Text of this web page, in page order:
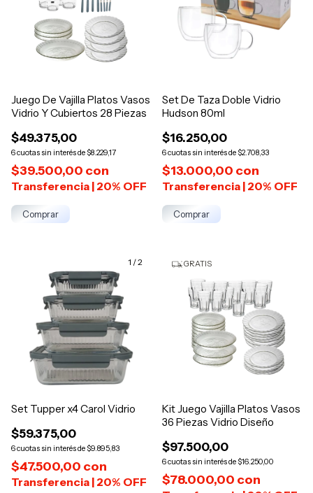
Juego De Vajilla Platos Vasos
Vidrio Y Cubiertos 28 Piezas
$49.375,00
6 $8.229,17
$39.500,00 con
Set De Taza Doble Vidrio
Hudson 80ml
$16.250,00
6 $2.708,33
$13.000,00 con
1 /2
Set Tupper x4 Carol Vidrio
$59.375,00
6 $9.895,83
$47.500,00 con
GRATIS
Kit Juego Vajilla Platos Vasos
36 Piezas Vidrio Diseño
$97.500,00
6 $16.250,00
$78.000,00 con